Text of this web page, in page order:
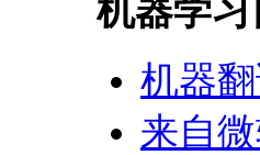
机器学习
机器
来自